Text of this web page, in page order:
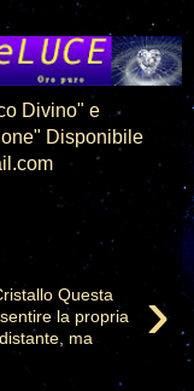
Divino" e
Disponibile
›
​Questa
la propria
ma